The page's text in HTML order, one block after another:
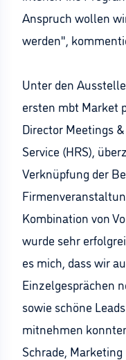
Anspruch wollen
werden",
Unter den
ersten mbt Market
Director Meetings
Service (HRS),
Verknüpfung der
Kombination von
wurde sehr
es mich, dass wir
Einzelgesprächen
sowie schöne
mitnehmen
Schrade,